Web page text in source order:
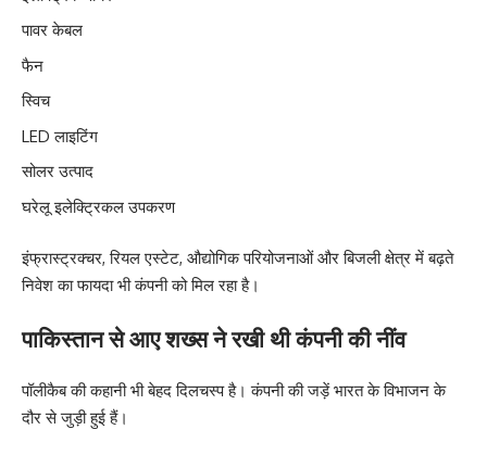
पावर केबल
फैन
स्विच
LED लाइटिंग
सोलर उत्पाद
घरेलू इलेक्ट्रिकल उपकरण
इंफ्रास्ट्रक्चर, रियल एस्टेट, औद्योगिक परियोजनाओं और बिजली क्षेत्र में बढ़ते
निवेश का फायदा भी कंपनी को मिल रहा है।
पाकिस्तान से आए शख्स ने रखी थी कंपनी की नींव
पॉलीकैब की कहानी भी बेहद दिलचस्प है। कंपनी की जड़ें भारत के विभाजन के
दौर से जुड़ी हुई हैं।